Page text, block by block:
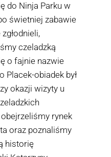
do Ninja Parku w
świetniej zabawie
czeladzką
o fajnie nazwie
Placek-obiadek był
okazji wizyty u
rynek
oraz poznaliśmy
historię